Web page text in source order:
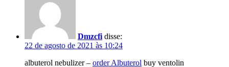
Dmzcfi disse:
22 de agosto de 2021 às 10:24
albuterol nebulizer – order Albuterol buy ventolin